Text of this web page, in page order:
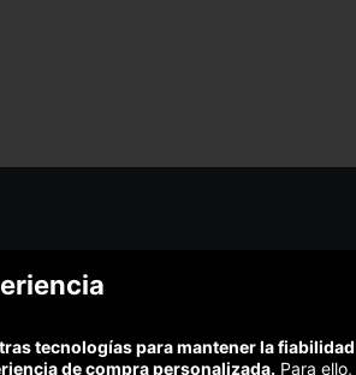
¿Cómo funciona Colectivia?
Trabaja con nosotros
tecnologías para mantener la
de compra personalizada. Para